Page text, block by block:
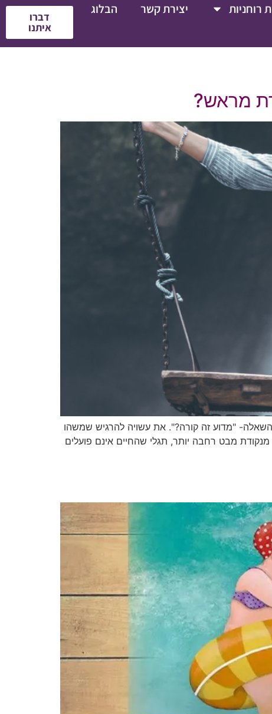
רוחניות יצירת קשר
הבלוג
דברו
איתנו
מראש?
"מדוע זה קורה?". את עשויה להרגיש שמשהו
מבט רחבה יותר, תגלי שהחיים אינם פועלים